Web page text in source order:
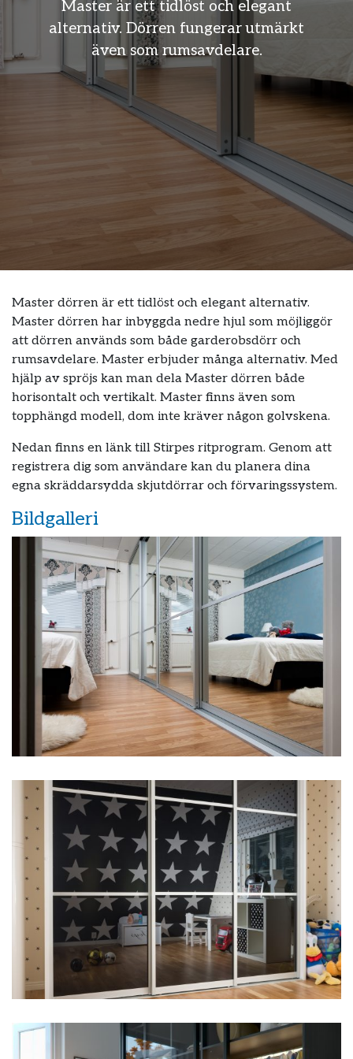
och elegant
fungerar utmärkt
rumsavdelare.
Master är
alternativ.
Master dörren är ett tidlöst och elegant alternativ.
Master dörren har inbyggda nedre hjul som möjliggör
att dörren används som både garderobsdörr och
rumsavdelare. Master erbjuder många alternativ. Med
hjälp av spröjs kan man dela Master dörren både
horisontalt och vertikalt. Master finns även som
topphängd modell, dom inte kräver någon golvskena.
Nedan finns en länk till Stirpes ritprogram. Genom att
registrera dig som användare kan du planera dina
egna skräddarsydda skjutdörrar och förvaringssystem.
Bildgalleri